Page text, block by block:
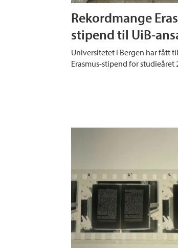
Rekordmange
stipend til UiB-
Universitetet i Bergen har fått
Erasmus-stipend for studieåret